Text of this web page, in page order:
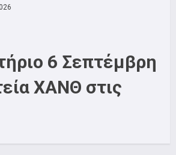
6 Σεπτέμβρη
ΧΑΝΘ στις